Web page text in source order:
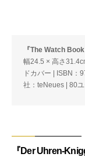
『The Watch
幅24.5 × 高さ
ドカバー | ISBN：
社：teNeues | 80ユ
『Der Uhren-